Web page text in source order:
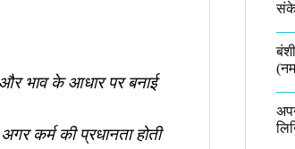
और भाव के आधार पर बनाई
कर्म की प्रधानता होती